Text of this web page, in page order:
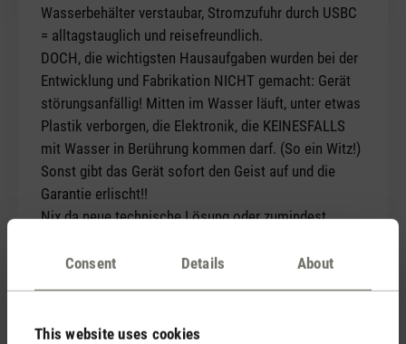
Consent Details About
This website uses cookies
Wasserbehälter verstaubar, Stromzufuhr durch USBC
= alltagstauglich und reisefreundlich.
DOCH, die wichtigsten Hausaufgaben wurden bei der
Entwicklung und Fabrikation NICHT gemacht: Gerät
störungsanfällig! Mitten im Wasser läuft, unter etwas
Plastik verborgen, die Elektronik, die KEINESFALLS
mit Wasser in Berührung kommen darf. (So ein Witz!)
Sonst gibt das Gerät sofort den Geist auf und die
Garantie erlischt!!
Nix da neue technische Lösung oder zumindest
Gerät ist absolut nicht alltagstauglich und suggeriert
entspricht.